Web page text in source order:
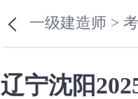
一级建造师 >
辽宁沈阳